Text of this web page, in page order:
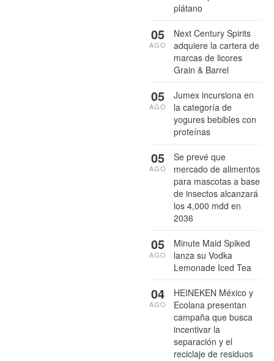
plátano
Next Century Spirits
adquiere la cartera de
marcas de licores
Grain & Barrel
05
AGO
Jumex incursiona en
la categoría de
yogures bebibles con
proteínas
05
AGO
Se prevé que
mercado de alimentos
para mascotas a base
de insectos alcanzará
los 4,000 mdd en
2036
05
AGO
Minute Maid Spiked
lanza su Vodka
Lemonade Iced Tea
05
AGO
HEINEKEN México y
Ecolana presentan
campaña que busca
incentivar la
separación y el
reciclaje de residuos
04
AGO